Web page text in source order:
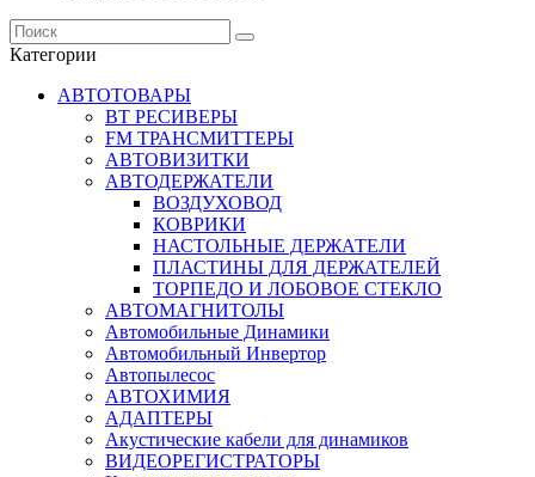
Категории
АВТОТОВАРЫ
BT РЕСИВЕРЫ
FM ТРАНСМИТТЕРЫ
АВТОВИЗИТКИ
АВТОДЕРЖАТЕЛИ
ВОЗДУХОВОД
КОВРИКИ
НАСТОЛЬНЫЕ ДЕРЖАТЕЛИ
ПЛАСТИНЫ ДЛЯ ДЕРЖАТЕЛЕЙ
ТОРПЕДО И ЛОБОВОЕ СТЕКЛО
АВТОМАГНИТОЛЫ
Автомобильные Динамики
Автомобильный Инвертор
Автопылесос
АВТОХИМИЯ
АДАПТЕРЫ
Акустические кабели для динамиков
ВИДЕОРЕГИСТРАТОРЫ